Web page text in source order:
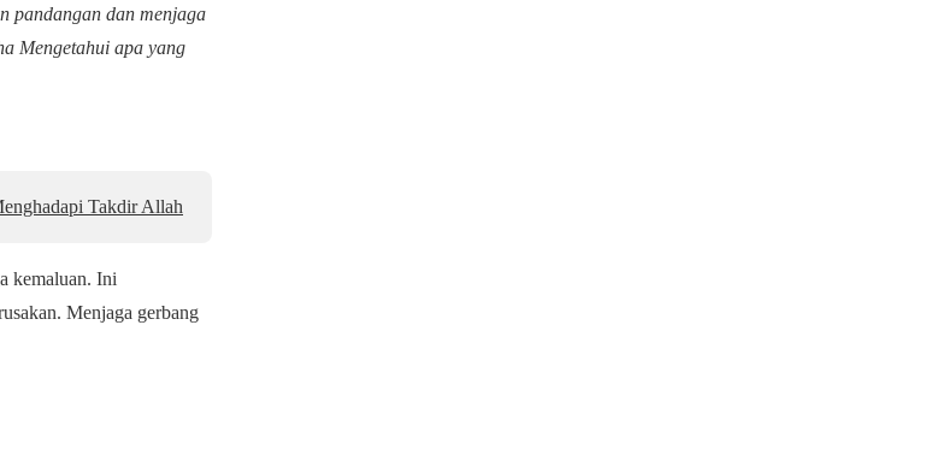
pandangan dan menjaga
Mengetahui apa yang
Takdir Allah
kemaluan. Ini
Menjaga gerbang